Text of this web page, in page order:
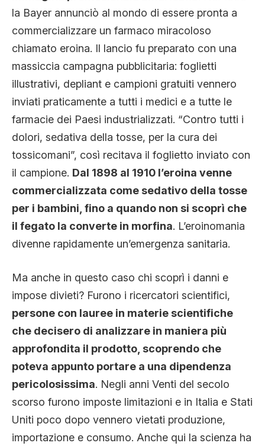
la Bayer annunciò al mondo di essere pronta a
commercializzare un farmaco miracoloso
chiamato eroina. Il lancio fu preparato con una
massiccia campagna pubblicitaria: foglietti
illustrativi, depliant e campioni gratuiti vennero
inviati praticamente a tutti i medici e a tutte le
farmacie dei Paesi industrializzati. “Contro tutti i
dolori, sedativa della tosse, per la cura dei
tossicomani”, così recitava il foglietto inviato con
il campione. Dal 1898 al 1910 l’eroina venne
commercializzata come sedativo della tosse
per i bambini, fino a quando non si scoprì che
il fegato la converte in morfina. L’eroinomania
divenne rapidamente un’emergenza sanitaria.
Ma anche in questo caso chi scoprì i danni e
impose divieti? Furono i ricercatori scientifici,
persone con lauree in materie scientifiche
che decisero di analizzare in maniera più
approfondita il prodotto, scoprendo che
poteva appunto portare a una dipendenza
pericolosissima. Negli anni Venti del secolo
scorso furono imposte limitazioni e in Italia e Stati
Uniti poco dopo vennero vietati produzione,
importazione e consumo. Anche qui la scienza ha